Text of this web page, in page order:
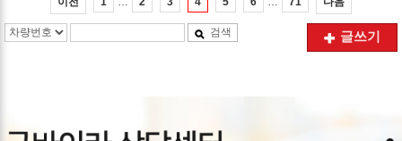
검색 글쓰기